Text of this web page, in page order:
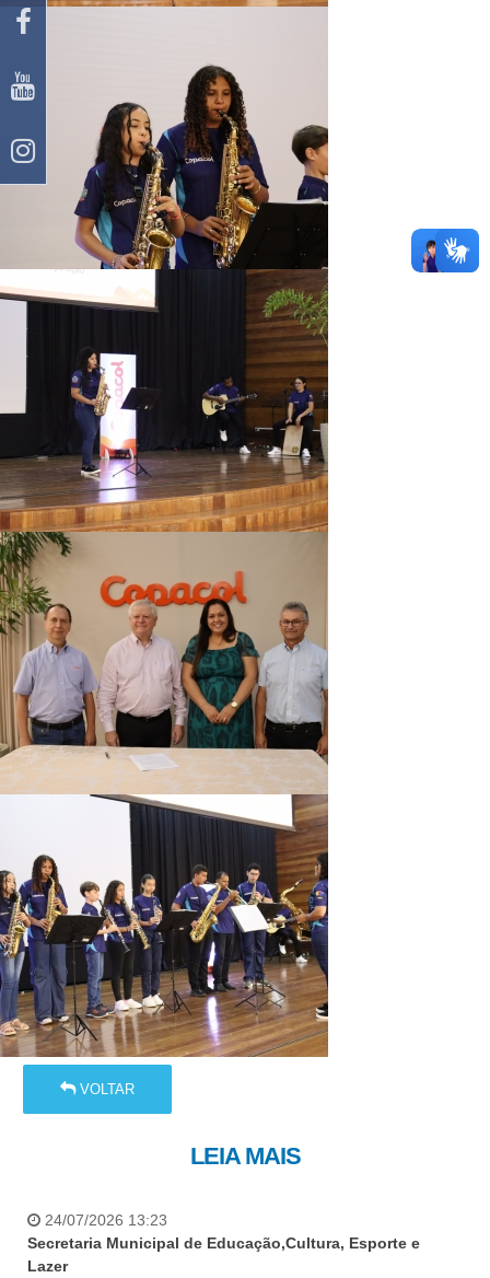
VOLTAR
LEIA MAIS
24/07/2026 13:23
Secretaria Municipal de Educação,Cultura, Esporte e
Lazer